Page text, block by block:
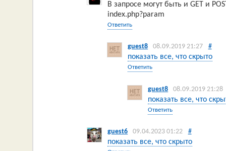
В запросе могут быть и GET и
index.php?param
Ответить
guest8 08.09.2019 21:27 #
показать все, что скрыто
Ответить
guest8 08.09.2019 21:28
показать все, что
Ответить
guest6 09.04.2023 01:22 #
показать все, что скрыто